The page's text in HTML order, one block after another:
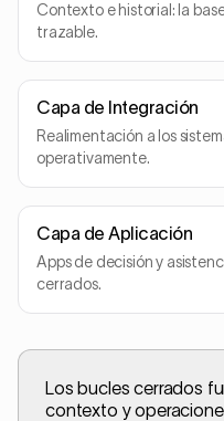
Contexto e historial: la
trazable.
Capa de Integración
Realimentación a los
operativamente.
Capa de Aplicación
Apps de decisión y
cerrados.
Los bucles cerrados
contexto y